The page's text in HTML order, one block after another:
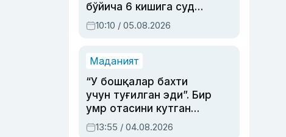
бўйича 6 кишига суд
ҳукми ўқилди
10:10 / 05.08.2026
Маданият
“У бошқалар бахти
учун туғилган эди”. Бир
умр отасини кутган
актриса ва дубльяж
13:55 / 04.08.2026